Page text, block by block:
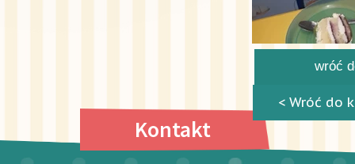
< Wróć do
Kontakt
wróć